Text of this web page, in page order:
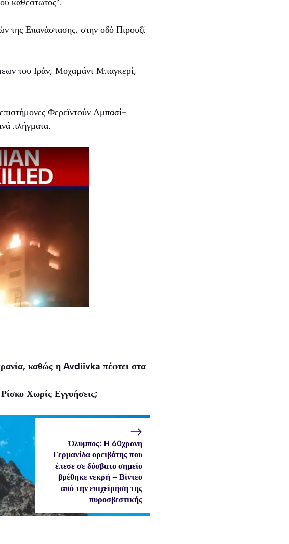
της Επανάστασης, στην οδό Πιρουζί
του Ιράν, Μοχαμάντ Μπαγκερί,
Φερεϊντούν Αμπασί-
πλήγματα.
καθώς η Avdiivka πέφτει στα
Χωρίς Εγγυήσεις;
Όλυμπος: Η 60χρονη
Γερμανίδα ορειβάτης που
έπεσε σε δύσβατο σημείο
βρέθηκε νεκρή – Βίντεο
από την επιχείρηση της
πυροσβεστικής